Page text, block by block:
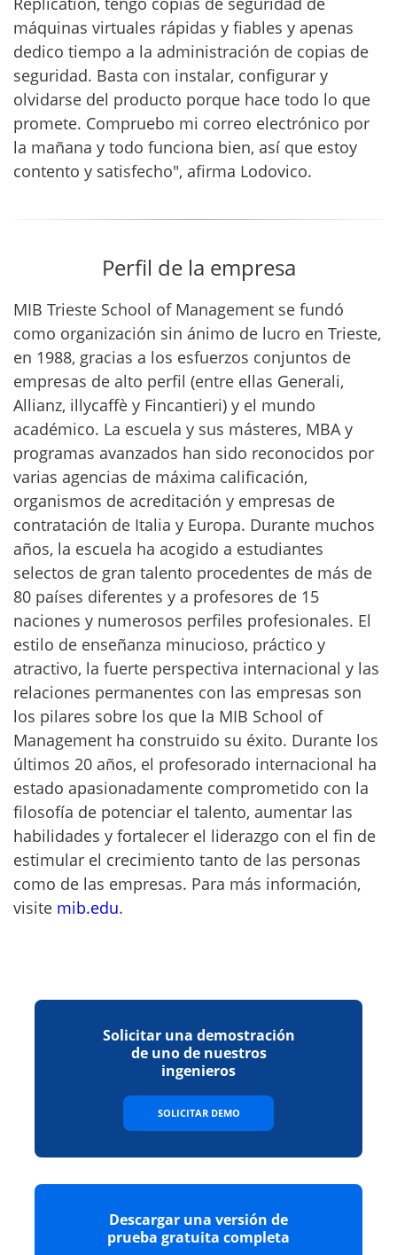
máquinas virtuales rápidas y fiables y apenas
dedico tiempo a la administración de copias de
seguridad. Basta con instalar, configurar y
olvidarse del producto porque hace todo lo que
promete. Compruebo mi correo electrónico por
la mañana y todo funciona bien, así que estoy
contento y satisfecho", afirma Lodovico.
Perfil de la empresa
MIB Trieste School of Management se fundó
como organización sin ánimo de lucro en Trieste,
en 1988, gracias a los esfuerzos conjuntos de
empresas de alto perfil (entre ellas Generali,
Allianz, illycaffè y Fincantieri) y el mundo
académico. La escuela y sus másteres, MBA y
programas avanzados han sido reconocidos por
varias agencias de máxima calificación,
organismos de acreditación y empresas de
contratación de Italia y Europa. Durante muchos
años, la escuela ha acogido a estudiantes
selectos de gran talento procedentes de más de
80 países diferentes y a profesores de 15
naciones y numerosos perfiles profesionales. El
estilo de enseñanza minucioso, práctico y
atractivo, la fuerte perspectiva internacional y las
relaciones permanentes con las empresas son
los pilares sobre los que la MIB School of
Management ha construido su éxito. Durante los
últimos 20 años, el profesorado internacional ha
estado apasionadamente comprometido con la
filosofía de potenciar el talento, aumentar las
habilidades y fortalecer el liderazgo con el fin de
estimular el crecimiento tanto de las personas
como de las empresas. Para más información,
visite mib.edu.
Solicitar una demostración
de uno de nuestros
ingenieros
SOLICITAR DEMO
Descargar una versión de
prueba gratuita completa